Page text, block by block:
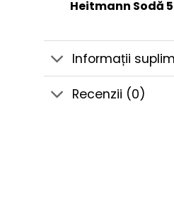
Heitmann Sodă
Informații
Recenzii (0)